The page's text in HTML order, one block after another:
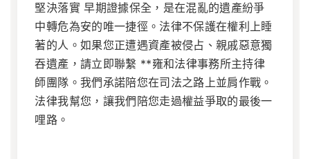
堅決落實 早期證據保全，是在混亂的遺產紛爭
中轉危為安的唯一捷徑。法律不保護在權利上睡
著的人。如果您正遭遇資產被侵占、親戚惡意獨
吞遺產，請立即聯繫 **雍和法律事務所主持律
師團隊。我們承諾陪您在司法之路上並肩作戰。
法律我幫您，讓我們陪您走過權益爭取的最後一
哩路。